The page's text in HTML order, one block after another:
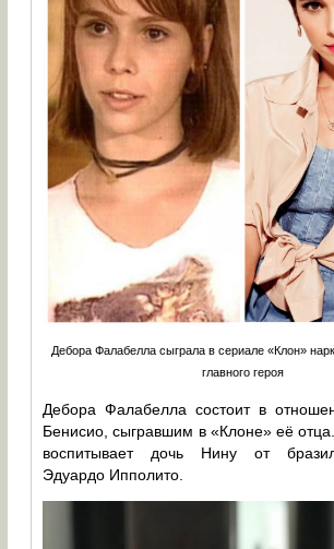
Дебора Фалабелла сыграла в сериале «Клон»
главного героя
Дебора Фалабелла состоит в
Бенисио, сыгравшим в «Клоне» её
воспитывает дочь Нину от
Эдуардо Ипполито.